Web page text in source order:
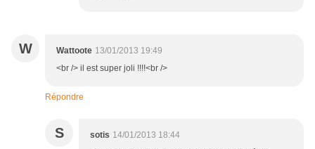
W Wattoote 13/01/2013 19:49
<br /> il est super joli !!!!<br />
Répondre
S sotis 14/01/2013 18:44